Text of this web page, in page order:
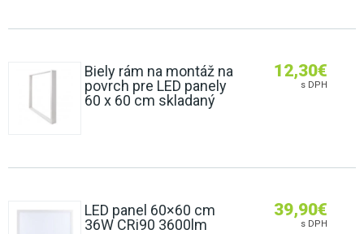
Biely rám na montáž na
povrch pre LED panely
60 x 60 cm skladaný
12,30€
s DPH
LED panel 60×60 cm
36W CRi90 3600lm
39,90€
s DPH